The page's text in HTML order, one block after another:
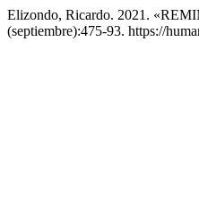
Elizondo, Ricardo. 2021.
(septiembre):475-93. https://